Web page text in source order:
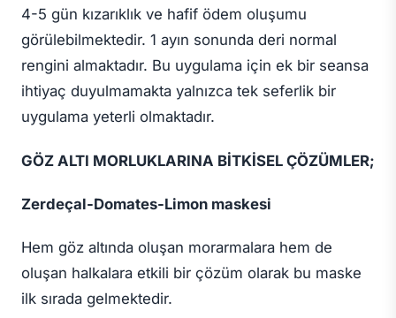
4-5 gün kızarıklık ve hafif ödem oluşumu
görülebilmektedir. 1 ayın sonunda deri normal
rengini almaktadır. Bu uygulama için ek bir seansa
ihtiyaç duyulmamakta yalnızca tek seferlik bir
uygulama yeterli olmaktadır.
GÖZ ALTI MORLUKLARINA BİTKİSEL ÇÖZÜMLER;
Zerdeçal-Domates-Limon maskesi
Hem göz altında oluşan morarmalara hem de
oluşan halkalara etkili bir çözüm olarak bu maske
ilk sırada gelmektedir.